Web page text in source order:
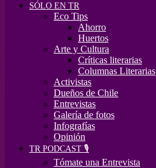
SÓLO EN TR
Eco Tips
Ahorro
Huertos
Arte y Cultura
Críticas literarias
Columnas Literarias
Activistas
Dueños de Chile
Entrevistas
Galería de fotos
Infografías
Opinión
TR PODCAST 🎙️
Tómate una Entrevista